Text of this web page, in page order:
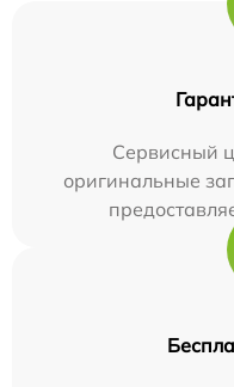
Сервисный
оригинальные